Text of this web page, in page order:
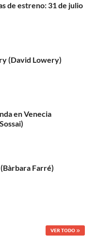
de estreno: 31 de julio
(David Lowery)
en Venecia
Farré)
VER TODO